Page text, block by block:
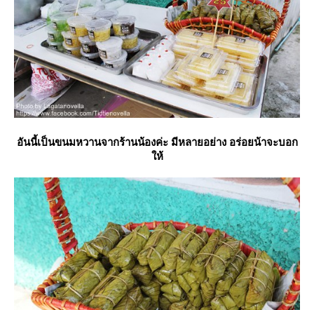
อันนี้เป็นขนมหวานจากร้านน้องค่ะ มีหลายอย่าง อร่อยน้าจะบอก
ห้